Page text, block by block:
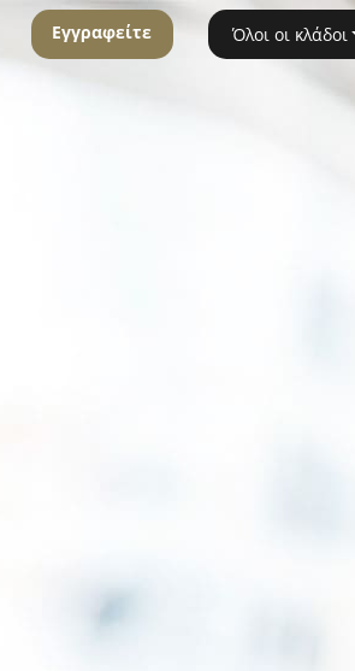
Εγγραφείτε Όλοι οι κλάδοι